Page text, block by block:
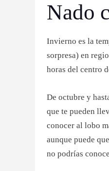
Nado
Invierno es la
sorpresa) en
horas del centro
De octubre y
que te pueden
conocer al lobo
aunque puede
no podrías